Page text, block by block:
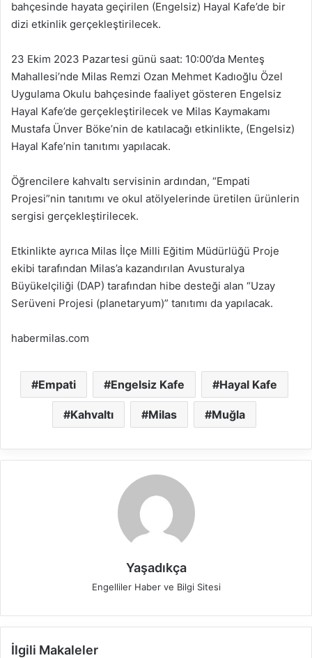
bahçesinde hayata geçirilen (Engelsiz) Hayal Kafe’de bir
dizi etkinlik gerçekleştirilecek.
23 Ekim 2023 Pazartesi günü saat: 10:00’da Menteş
Mahallesi’nde Milas Remzi Ozan Mehmet Kadıoğlu Özel
Uygulama Okulu bahçesinde faaliyet gösteren Engelsiz
Hayal Kafe’de gerçekleştirilecek ve Milas Kaymakamı
Mustafa Ünver Böke’nin de katılacağı etkinlikte, (Engelsiz)
Hayal Kafe’nin tanıtımı yapılacak.
Öğrencilere kahvaltı servisinin ardından, “Empati
Projesi”nin tanıtımı ve okul atölyelerinde üretilen ürünlerin
sergisi gerçekleştirilecek.
Etkinlikte ayrıca Milas İlçe Milli Eğitim Müdürlüğü Proje
ekibi tarafından Milas’a kazandırılan Avusturalya
Büyükelçiliği (DAP) tarafından hibe desteği alan “Uzay
Serüveni Projesi (planetaryum)” tanıtımı da yapılacak.
habermilas.com
Empati Engelsiz Kafe Hayal Kafe
Kahvaltı Milas Muğla
Yaşadıkça
Engelliler Haber ve Bilgi Sitesi
İlgili Makaleler